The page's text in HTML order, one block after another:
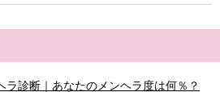
ラ診断｜あなたのメンヘラ度は何％？